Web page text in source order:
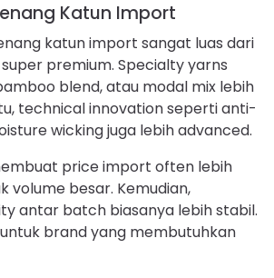
Katun Import
katun import sangat luas dari
premium. Specialty yarns
blend, atau modal mix lebih
technical innovation seperti anti-
wicking juga lebih advanced.
price import often lebih
volume besar. Kemudian,
antar batch biasanya lebih stabil.
brand yang membutuhkan